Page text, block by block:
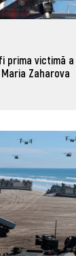
prima victimă
Zaharova